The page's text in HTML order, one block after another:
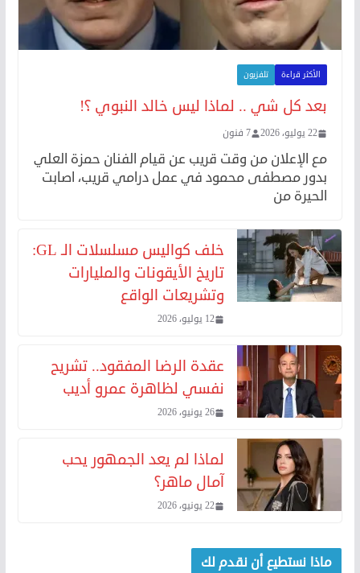
الأكثر قراءة تلفزيون
بعد كل شي .. لماذا ليس خالد النبوي ؟!
22 يوليو، 2026 7 فنون
مع الإعلان من وقت قريب عن قيام الفنان حمزة العلي
بدور مصطفى محمود في عمل درامي قريب، اصابت
الحيرة من
خلف كواليس مسلسلات الـ GL:
تاريخ الأيقونات والمليارات
وتشريعات الواقع
12 يوليو، 2026
عقدة الرضا المفقود.. تشريح
نفسي لظاهرة عمرو أديب
26 يونيو، 2026
لماذا لم يعد الجمهور يحب
آمال ماهر؟
22 يونيو، 2026
ماذا نستطيع أن نقدم لك